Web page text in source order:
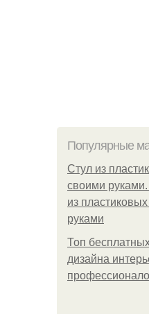
Популярные
Стул из
своими
из
руками
Топ
дизайна